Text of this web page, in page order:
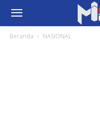
Beranda NASIONAL